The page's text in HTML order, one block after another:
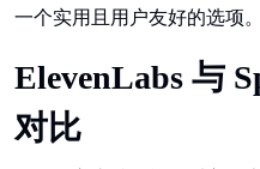
一个实用且用户友好的选项。
ElevenLabs 与
对比